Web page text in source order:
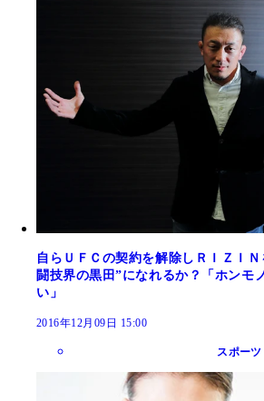
自らＵＦＣの契約を解除しＲＩＺＩ
闘技界の黒田”になれるか？「ホンモ
い」
2016年12月09日 15:00
スポーツ